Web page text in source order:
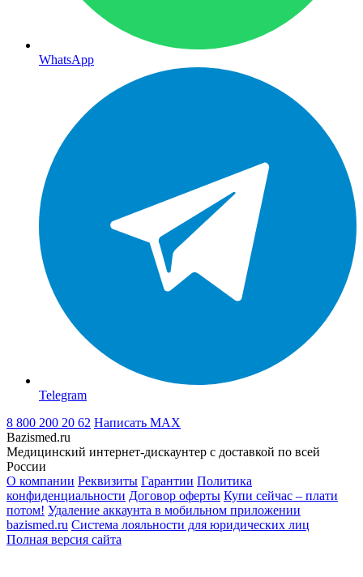
WhatsApp
Telegram
8 800 200 20 62 Написать MAX
Bazismed.ru
Медицинский интернет-дискаунтер с доставкой по всей
России
О компании Реквизиты Гарантии Политика
конфиденциальности Договор оферты Купи сейчас – плати
потом! Удаление аккаунта в мобильном приложении
bazismed.ru Система лояльности для юридических лиц
Полная версия сайта